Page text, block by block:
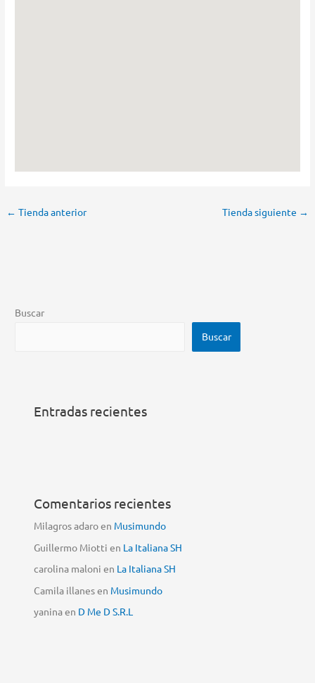
← Tienda anterior Tienda siguiente →
Buscar
Buscar
Entradas recientes
Comentarios recientes
Milagros adaroen Musimundo
Guillermo Miotti en La Italiana SH
carolina maloni en La Italiana SH
Camila illanesen Musimundo
yaninaen D Me D S.R.L